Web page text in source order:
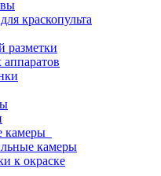
краскопульта
камеры
камеры
к окраске